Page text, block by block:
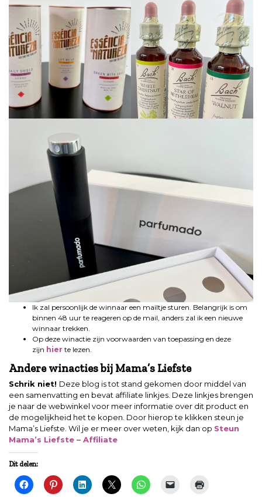
Ik zal persoonlijk de winnaar een mailtje sturen. Belangrijk is om
binnen 48 uur te reageren op de mail, anders zal ik een nieuwe
winnaar trekken.
Op deze winactie zijn voorwaarden van toepassing en deze
zijn hier te lezen.
Andere winacties bij Mama’s Liefste
Schrik niet! Deze blog is tot stand gekomen door middel van
een samenvatting en bevat affiliate linkjes. Deze linkjes brengen
je naar de webwinkel voor meer informatie over dit product en
de mogelijkheid het te kopen. Door hierop te klikken steun je
Mama’s Liefste. Wil je er meer over weten, kijk dan op Steun
Mama’s Liefste – Affiliate
Dit delen: